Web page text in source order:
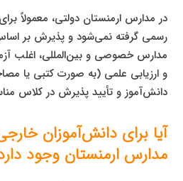
در مدارس ارمنستان دولتی، معمولاً
رسمی گرفته نمی‌شود و پذیرش بر
مدارس خصوصی و بین‌المللی، اغلب
و ارزیابی علمی (به صورت کتبی یا
دانش‌آموز و تأیید پذیرش در کلاس
آیا برای دانش‌آموزان
مدارس ارمنستان وجود